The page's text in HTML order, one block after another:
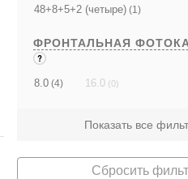
48+8+5+2 (четыре) (1)
ФРОНТАЛЬНАЯ
8.0 (4) 16.0 (0)
Показать все
Сбросить